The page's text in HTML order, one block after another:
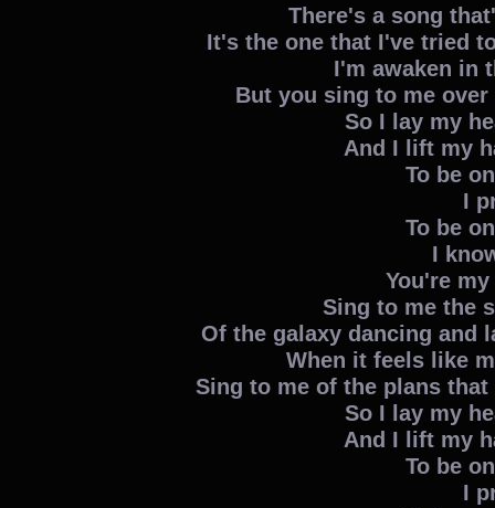
There's a song
It's the one that I've tried
I'm awaken in
But you sing to me
So I lay my
And I lift my
To be
I
To be
I
You're
Sing to me the
Of the galaxy dancing and
When it feels like
Sing to me of the plans
So I lay my
And I lift my
To be
I